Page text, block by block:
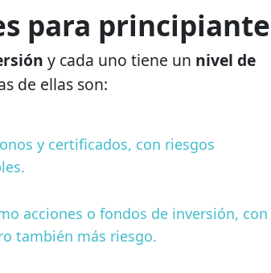
para
y cada uno tiene un nivel de
de ellas son:
y certificados, con riesgos
acciones o fondos de inversión, con
también más riesgo.